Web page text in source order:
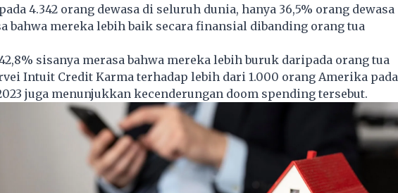
4.342 orang dewasa di seluruh dunia, hanya 36,5% orang dewasa
bahwa mereka lebih baik secara finansial dibanding orang tua
sisanya merasa bahwa mereka lebih buruk daripada orang tua
Intuit Credit Karma terhadap lebih dari 1.000 orang Amerika pada
juga menunjukkan kecenderungan doom spending tersebut.